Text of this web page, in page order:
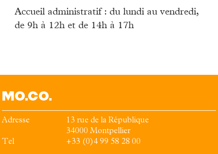
Accueil administratif : du lundi au vendredi,
de 9h à 12h et de 14h à 17h
MO.CO.
Adresse
13 rue de la République
34000 Montpellier
Tel
+33 (0)4 99 58 28 00